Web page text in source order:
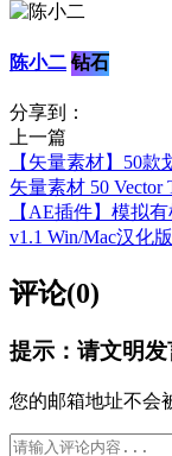
陈小二 钻石
分享到：
上一篇
【矢量素材】50
矢量素材 50 Vector
【AE插件】模拟
v1.1 Win/Mac汉化
评论(0)
提示：请文明发
您的邮箱地址不会